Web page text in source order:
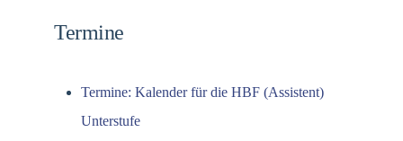
Termine
Termine: Kalender für die HBF (Assistent)
Unterstufe